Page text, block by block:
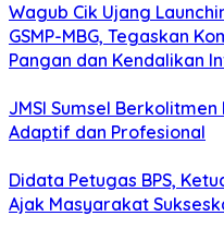
Wagub Cik Ujang
GSMP-MBG, Tegaskan
Pangan dan Kendalikan
JMSI Sumsel
Adaptif dan Profesional
Didata Petugas BPS,
Ajak Masyarakat